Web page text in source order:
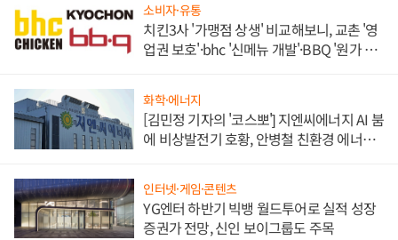
소비자·유통
치킨3사 '가맹점 상생' 비교해보니, 교촌 '영
업권 보호'·bhc '신메뉴 개발'·BBQ '원가 부
화학·에너지
[김민정 기자의 '코스뽀'] 지엔씨에너지 AI 붐
에 비상발전기 호황, 안병철 친환경 에너지
인터넷·게임·콘텐츠
YG엔터 하반기 빅뱅 월드투어로 실적 성장
증권가 전망, 신인 보이그룹도 주목